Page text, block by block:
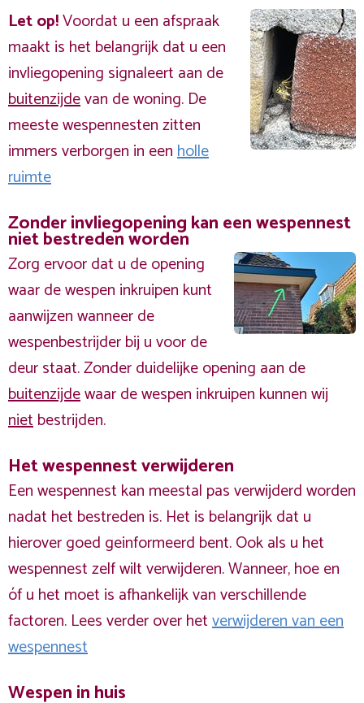
Let op!Voordat u een afspraak
maakt is het belangrijk dat u een
invliegopening signaleert aan de
buitenzijdevan de woning. De
meeste wespennesten zitten
immers verborgen in eenholle
ruimte
Zonder invliegopening kan een wespennest
niet bestreden worden
Zorg ervoor dat u de opening
waar de wespen inkruipen kunt
aanwijzen wanneer de
wespenbestrijder bij u voor de
deur staat. Zonder duidelijke opening aan de
buitenzijdewaar de wespen inkruipen kunnen wij
nietbestrijden.
Het wespennest verwijderen
Een wespennest kan meestal pas verwijderd worden
nadat het bestreden is. Het is belangrijk dat u
hierover goed geinformeerd bent. Ook als u het
wespennest zelf wilt verwijderen. Wanneer, hoe en
óf u het moet is afhankelijk van verschillende
factoren. Lees verder over hetverwijderen van een
wespennest
Wespen in huis